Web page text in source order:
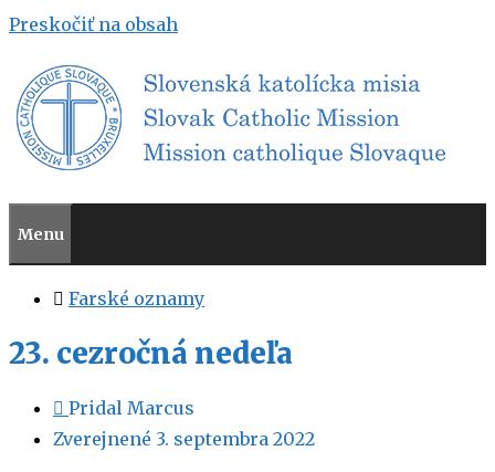
Preskočiť na obsah
Menu
Farské oznamy
23. cezročná nedeľa
Pridal Marcus
Zverejnené 3. septembra 2022